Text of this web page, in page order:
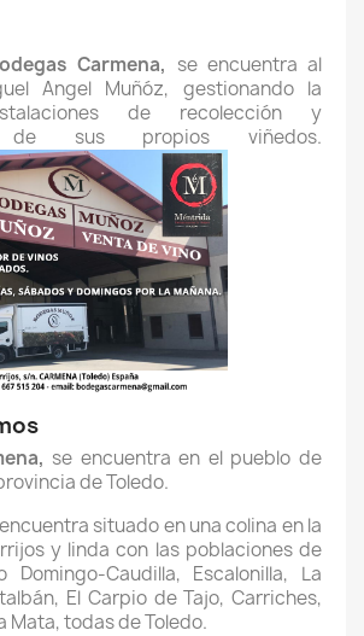
Carmena, se encuentra al
Angel Muñóz, gestionando la
de recolección y
de sus propios viñedos.
se encuentra en el pueblo de
de Toledo.
situado en una colina en la
y linda con las poblaciones de
Domingo-Caudilla, Escalonilla, La
El Carpio de Tajo, Carriches,
Mata, todas de Toledo.